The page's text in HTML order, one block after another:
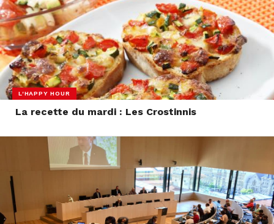
L'HAPPY HOUR
La recette du mardi : Les Crostinnis